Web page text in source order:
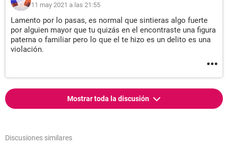
11 may 2021 a las 21:55
Lamento por lo pasas, es normal que sintieras algo fuerte
por alguien mayor que tu quizás en el encontraste una figura
paterna o familiar pero lo que el te hizo es un delito es una
violación.
Mostrar toda la discusión
Discusiones similares